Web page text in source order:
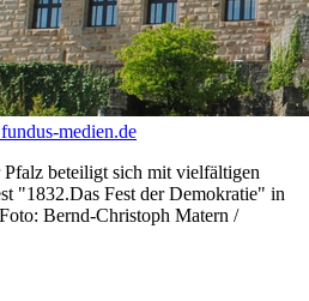
medien.de
beteiligt sich mit vielfältigen
"1832.Das Fest der Demokratie" in
Bernd-Christoph Matern /